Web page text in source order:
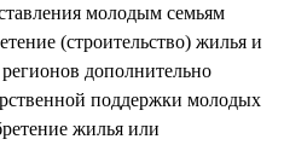
молодым семьям
(строительство) жилья и
дополнительно
поддержки молодых
жилья или